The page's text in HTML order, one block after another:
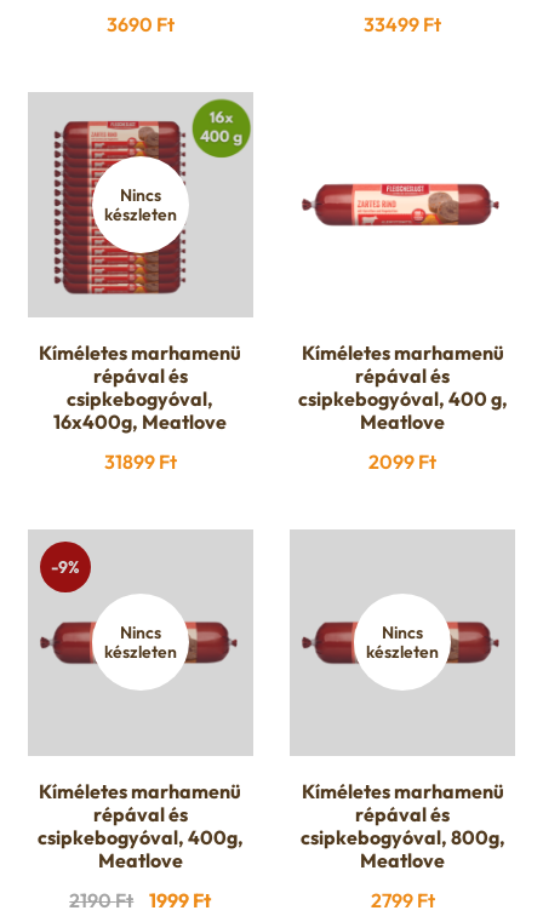
3690 Ft
33499 Ft
Nincs
készleten
Kíméletes marhamenü
répával és
csipkebogyóval,
16x400g, Meatlove
31899 Ft
Kíméletes marhamenü
répával és
csipkebogyóval, 400 g,
Meatlove
2099 Ft
Nincs
készleten
-9%
Kíméletes marhamenü
répával és
csipkebogyóval, 400g,
Meatlove
2190Ft Original
1999 FtCurrent
Nincs
készleten
Kíméletes marhamenü
répával és
csipkebogyóval, 800g,
Meatlove
2799 Ft